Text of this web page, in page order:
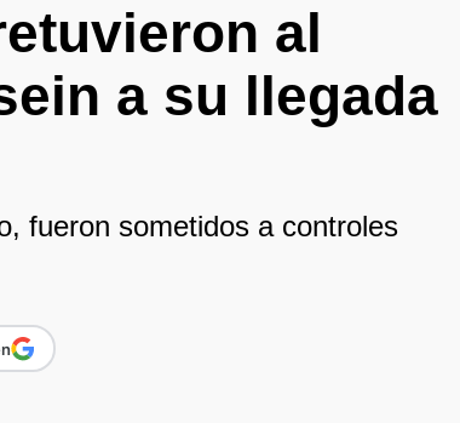
al
a su llegada
fueron sometidos a controles